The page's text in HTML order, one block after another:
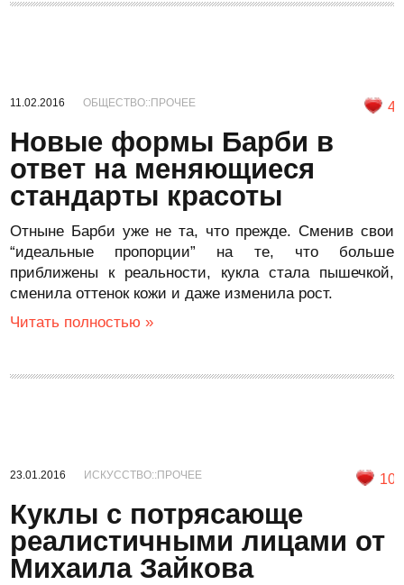
11.02.2016 ОБЩЕСТВО::ПРОЧЕЕ 4
Новые формы Барби в
ответ на меняющиеся
стандарты красоты
Отныне Барби уже не та, что прежде. Сменив свои
“идеальные пропорции” на те, что больше
приближены к реальности, кукла стала пышечкой,
сменила оттенок кожи и даже изменила рост.
Читать полностью »
23.01.2016 ИСКУССТВО::ПРОЧЕЕ 10
Куклы с потрясающе
реалистичными лицами от
Михаила Зайкова